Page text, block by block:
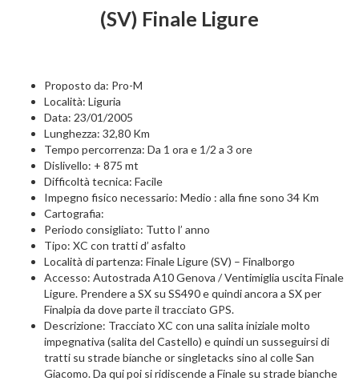
(SV) Finale Ligure
Proposto da: Pro-M
Località: Liguria
Data: 23/01/2005
Lunghezza: 32,80 Km
Tempo percorrenza: Da 1 ora e 1/2 a 3 ore
Dislivello: + 875 mt
Difficoltà tecnica: Facile
Impegno fisico necessario: Medio : alla fine sono 34 Km
Cartografia:
Periodo consigliato: Tutto l’ anno
Tipo: XC con tratti d’ asfalto
Località di partenza: Finale Ligure (SV) – Finalborgo
Accesso: Autostrada A10 Genova / Ventimiglia uscita Finale
Ligure. Prendere a SX su SS490 e quindi ancora a SX per
Finalpia da dove parte il tracciato GPS.
Descrizione: Tracciato XC con una salita iniziale molto
impegnativa (salita del Castello) e quindi un susseguirsi di
tratti su strade bianche or singletacks sino al colle San
Giacomo. Da qui poi si ridiscende a Finale su strade bianche